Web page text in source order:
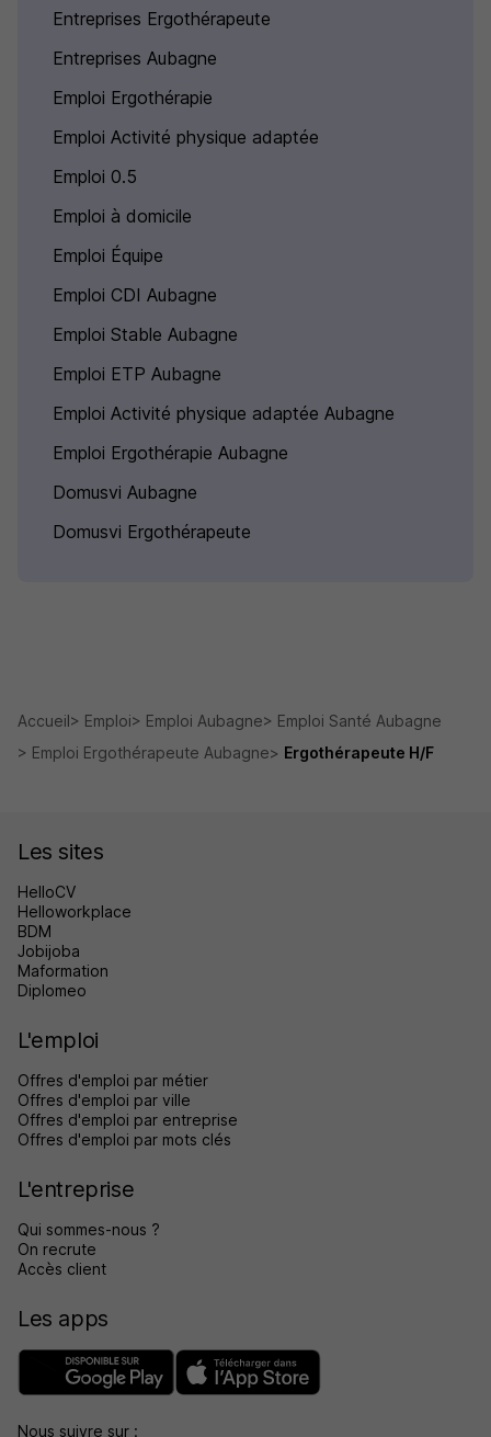
Entreprises Ergothérapeute
Entreprises Aubagne
Emploi Ergothérapie
Emploi Activité physique adaptée
Emploi 0.5
Emploi à domicile
Emploi Équipe
Emploi CDI Aubagne
Emploi Stable Aubagne
Emploi ETP Aubagne
Emploi Activité physique adaptée Aubagne
Emploi Ergothérapie Aubagne
Domusvi Aubagne
Domusvi Ergothérapeute
Accueil Emploi Emploi Aubagne
Emploi Santé Aubagne
Emploi Ergothérapeute Aubagne
Ergothérapeute H/F
Les sites
HelloCV
Helloworkplace
BDM
Jobijoba
Maformation
Diplomeo
L'emploi
Offres d'emploi par métier
Offres d'emploi par ville
Offres d'emploi par entreprise
Offres d'emploi par mots clés
L'entreprise
Qui sommes-nous ?
On recrute
Accès client
Les apps
Nous suivre sur :